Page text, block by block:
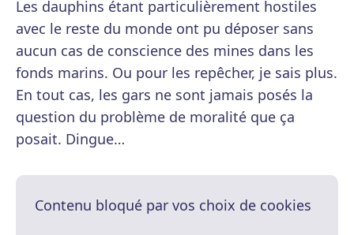
Les dauphins étant particulièrement hostiles
avec le reste du monde ont pu déposer sans
aucun cas de conscience des mines dans les
fonds marins. Ou pour les repêcher, je sais plus.
En tout cas, les gars ne sont jamais posés la
question du problème de moralité que ça
posait. Dingue…
Contenu bloqué par vos choix de cookies